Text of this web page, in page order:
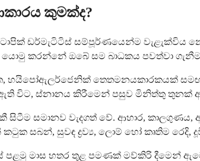
කුමක්ද?
ඩර්මැටිටිස් සම්පූර්ණයෙන්ම වැළැක්විය
යොමු කරන්නේ ඔබේ සම බාධකය පවත්වා
හයිපෝඇලර්ජෙනික් තෙතමනයකාරකයක්
ඇති විට, ස්නානය කිරීමෙන් පසුව මිනිත්තු
සමානව වැදගත් වේ. ආහාර, කාලගුණය,
සබන්, සුවඳ ද්‍රව්‍ය, ලොම් හෝ කෘතිම රෙදි,
පළමු මාස හතර තුළ පමණක් මව්කිරි දීමෙන්